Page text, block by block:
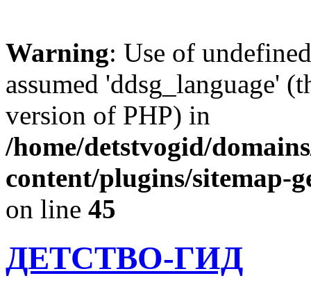
Warning: Use of
assumed 'ddsg_language'
version of PHP) in
/home/detstvogid/
content/plugins/sitemap-
on line 45
ДЕТСТВО-ГИД